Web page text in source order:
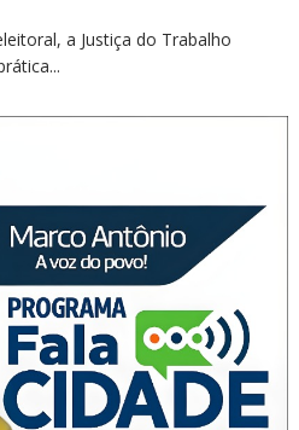
a Justiça do Trabalho